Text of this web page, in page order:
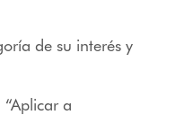
de su interés y
a